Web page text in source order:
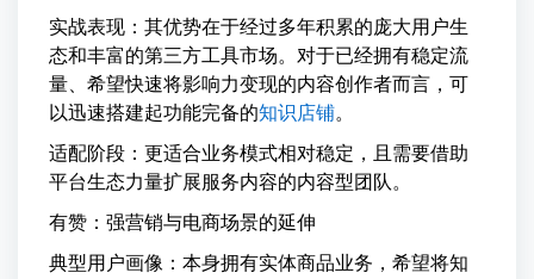
实战表现：其优势在于经过多年积累的庞大用户生
态和丰富的第三方工具市场。对于已经拥有稳定流
量、希望快速将影响力变现的内容创作者而言，可
以迅速搭建起功能完备的知识店铺。
适配阶段：更适合业务模式相对稳定，且需要借助
平台生态力量扩展服务内容的内容型团队。
有赞：强营销与电商场景的延伸
典型用户画像：本身拥有实体商品业务，希望将知